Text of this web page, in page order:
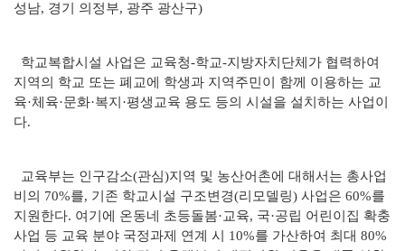
성남, 경기 의정부, 광주 광산구)
학교복합시설 사업은 교육청-학교-지방자치단체가 협력하여
지역의 학교 또는 폐교에 학생과 지역주민이 함께 이용하는 교
육·체육·문화·복지·평생교육 용도 등의 시설을 설치하는 사업이
다.
교육부는 인구감소(관심)지역 및 농산어촌에 대해서는 총사업
비의 70%를, 기존 학교시설 구조변경(리모델링) 사업은 60%를
지원한다. 여기에 온동네 초등돌봄·교육, 국·공립 어린이집 확충
사업 등 교육 분야 국정과제 연계 시 10%를 가산하여 최대 80%